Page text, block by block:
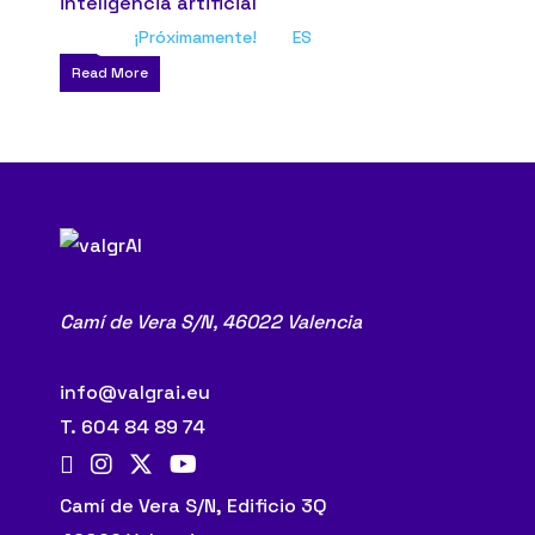
Read More
¡Próximamente!
ES
Camí de Vera S/N, 46022 Valencia
info@valgrai.eu
T. 604 84 89 74
Camí de Vera S/N, Edificio 3Q